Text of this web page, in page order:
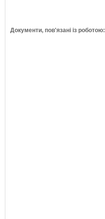
Документи, пов'язані із роботою: